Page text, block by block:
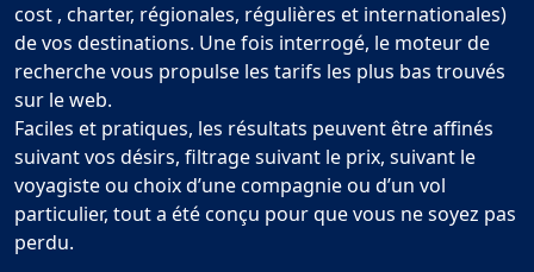
cost , charter, régionales, régulières et internationales)
de vos destinations. Une fois interrogé, le moteur de
recherche vous propulse les tarifs les plus bas trouvés
sur le web.
Faciles et pratiques, les résultats peuvent être affinés
suivant vos désirs, filtrage suivant le prix, suivant le
voyagiste ou choix d’une compagnie ou d’un vol
particulier, tout a été conçu pour que vous ne soyez pas
perdu.